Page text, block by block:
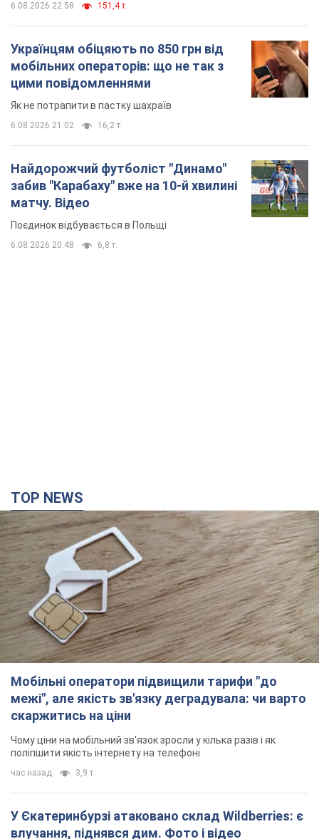
6.08.2026 22:58 151,4 т.
Українцям обіцяють по 850 грн від
мобільних операторів: що не так з
цими повідомленнями
Як не потрапити в пастку шахраїв
6.08.2026 21:02 16,2 т.
Найдорожчий футболіст "Динамо"
забив "Карабаху" вже на 10-й хвилині
матчу. Відео
Поєдинок відбувається в Польщі
6.08.2026 20:48 6,8 т.
TOP NEWS
Мобільні оператори підвищили тарифи "до
межі", але якість зв'язку деградувала: чи варто
скаржитись на ціни
Чому ціни на мобільний зв'язок зросли у кілька разів і як
поліпшити якість інтернету на телефоні
час назад 3,9 т.
У Єкатеринбурзі атаковано склад Wildberries: є
влучання, піднявся дим. Фото і відео